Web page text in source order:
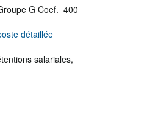
G Coef. 400
détaillée
salariales,